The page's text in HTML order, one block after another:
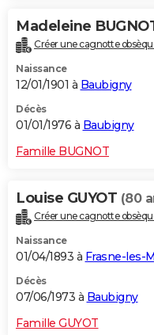
Madeleine
Créer une cagnotte
Naissance
12/01/1901 à Baubigny
Décès
01/01/1976 à Baubigny
Famille BUGNOT
Louise GUYOT (80
Créer une cagnotte
Naissance
01/04/1893 à Frasne-les-
Décès
07/06/1973 à Baubigny
Famille GUYOT